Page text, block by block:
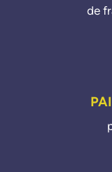
de